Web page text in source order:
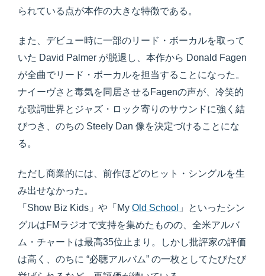
られている点が本作の大きな特徴である。
また、デビュー時に一部のリード・ボーカルを取って
いた David Palmer が脱退し、本作から Donald Fagen
が全曲でリード・ボーカルを担当することになった。
ナイーヴさと毒気を同居させるFagenの声が、冷笑的
な歌詞世界とジャズ・ロック寄りのサウンドに強く結
びつき、のちの Steely Dan 像を決定づけることにな
る。
ただし商業的には、前作ほどのヒット・シングルを生
み出せなかった。
「Show Biz Kids」や「My Old School 」といったシン
グルはFMラジオで支持を集めたものの、全米アルバ
ム・チャートは最高35位止まり。しかし批評家の評価
は高く、のちに “必聴アルバム” の一枚としてたびたび